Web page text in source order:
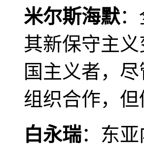
米尔斯海默
其新保守主
国主义者，
组织合作，
白永瑞：东